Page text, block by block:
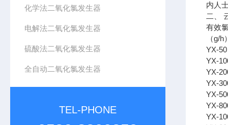
化学法二氧化氯发生器
电解法二氧化氯发生器
硫酸法二氧化氯发生器
全自动二氧化氯发生器
TEL-PHONE
内人
二、
有效
（g/h
YX-50
YX-
YX-
YX-
YX-
YX-
YX-